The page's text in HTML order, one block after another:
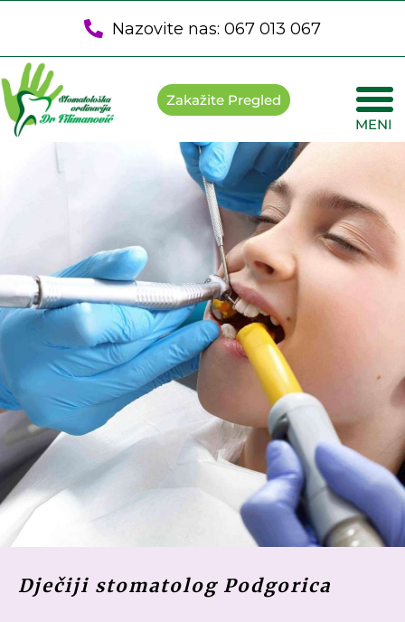
Nazovite nas: 067 013 067
Zakažite Pregled
MENI
Dječiji stomatolog Podgorica